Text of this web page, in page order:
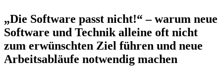
„Die Software passt nicht!“ – warum neue
Software und Technik alleine oft nicht
zum erwünschten Ziel führen und neue
Arbeitsabläufe notwendig machen